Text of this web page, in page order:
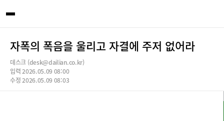
자폭의 폭음을 울리고 자결에 주저 없어라
데스크 (desk@dailian.co.kr)
입력 2026.05.09 08:00
수정 2026.05.09 08:03